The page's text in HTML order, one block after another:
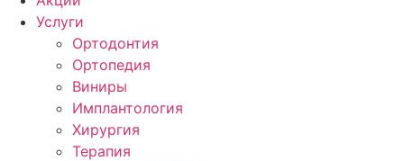
Услуги
Ортодонтия
Ортопедия
Виниры
Имплантология
Хирургия
Терапия